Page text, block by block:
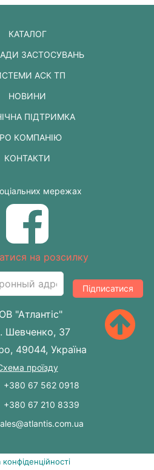
КАТАЛОГ
ЗАСТОСУВАНЬ
АСК ТП
НОВИНИ
ПІДТРИМКА
КОМПАНІЮ
КОНТАКТИ
мережах
на розсилку
Підписатися
"Атлантіс"
Шевченко, 37
49044, Україна
проїзду
67 562 0918
67 210 8339
конфіденційності